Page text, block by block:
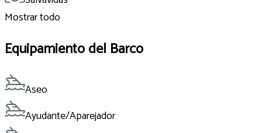
Mostrar todo
Equipamiento del Barco
Aseo
Ayudante/Aparejador